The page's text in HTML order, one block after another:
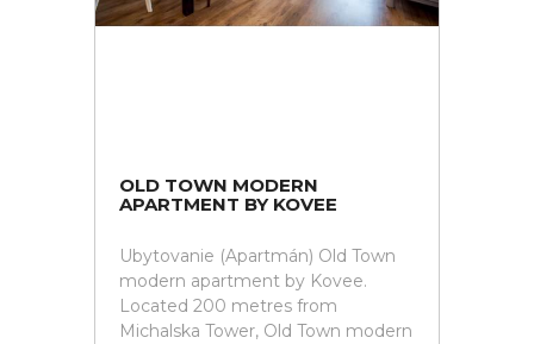
OLD TOWN MODERN
APARTMENT BY KOVEE
Ubytovanie (Apartmán) Old Town
modern apartment by Kovee.
Located 200 metres from
Michalska Tower, Old Town modern